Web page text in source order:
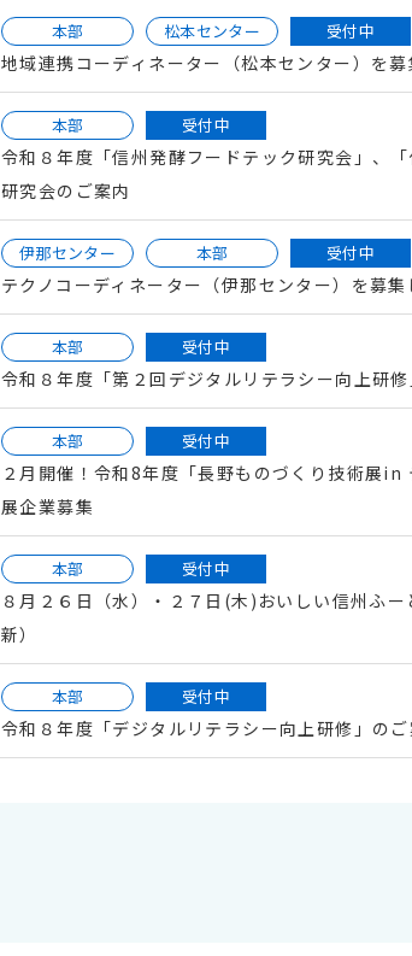
本部 松本センター 受付中
地域連携コーディネーター（松本センター）を募
本部 受付中
令和８年度「信州発酵フードテック研究会」、
研究会のご案内
伊那センター 本部 受付中
テクノコーディネーター（伊那センター）を募集
本部 受付中
令和８年度「第２回デジタルリテラシー向上研
本部 受付中
２月開催！令和8年度「長野ものづくり技術展
展企業募集
本部 受付中
８月２６日（水）・２７日(木)おいしい信州ふ
新）
本部 受付中
令和８年度「デジタルリテラシー向上研修」のご